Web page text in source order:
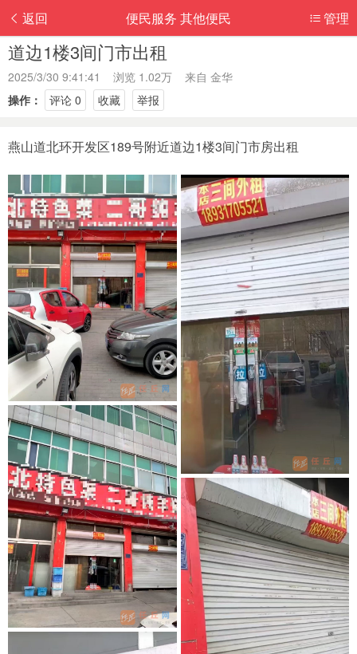
返回 管理
便民服务 其他便民
道边1楼3间门市出租
2025/3/30 9:41:41 浏览 1.02万 来自 金华
操作：
评论 0 收藏 举报
燕山道北环开发区189号附近道边1楼3间门市房出租